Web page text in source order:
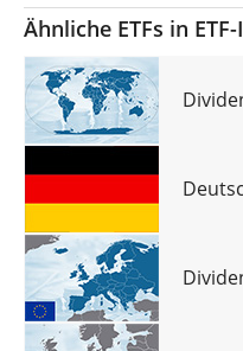
Ähnliche ETFs in